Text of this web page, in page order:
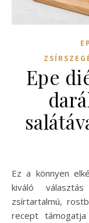
Epe
Ez a könnyen elkészíthető csirkemell zöldségágyon egy
kiváló
zsírtartalmú,
recept